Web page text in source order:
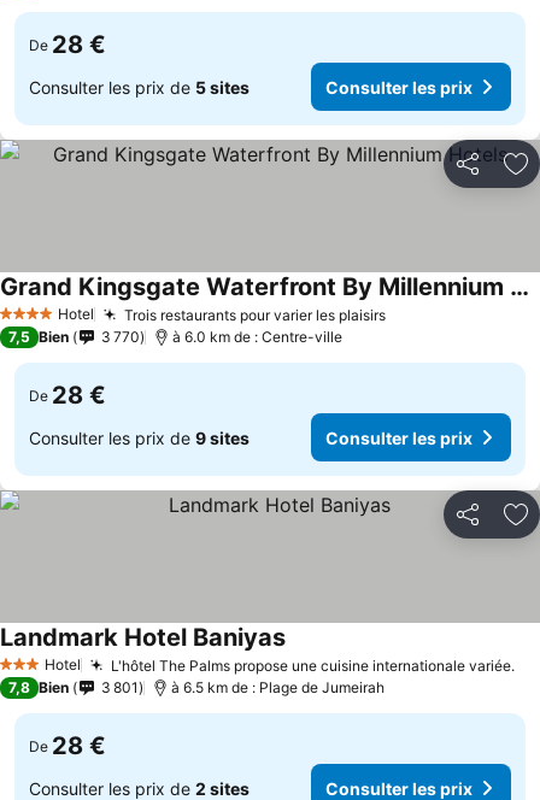
De 28 €
Consulter les prix de 5 sites Consulter les prix
Partager
4 Étoiles Hotel Trois restaurants pour varier les plaisirsConsulter les
Grand Kingsgate Waterfront By Millennium Hotels
Consulter les prix
7,5 Bien 3 770 à 6.0 km de : Centre-ville
De 28 €
Consulter les prix de 9 sites Consulter les prix
Partager
3 ÉtoilesHotel L'hôtel The Palms propose une cuisine internationale variée.
Landmark Hotel BaniyasConsulter les prix
7,8 Bien 3 801 à 6.5 km de : Plage de Jumeirah
De 28 €
Consulter les prix de 2 sites Consulter les prix